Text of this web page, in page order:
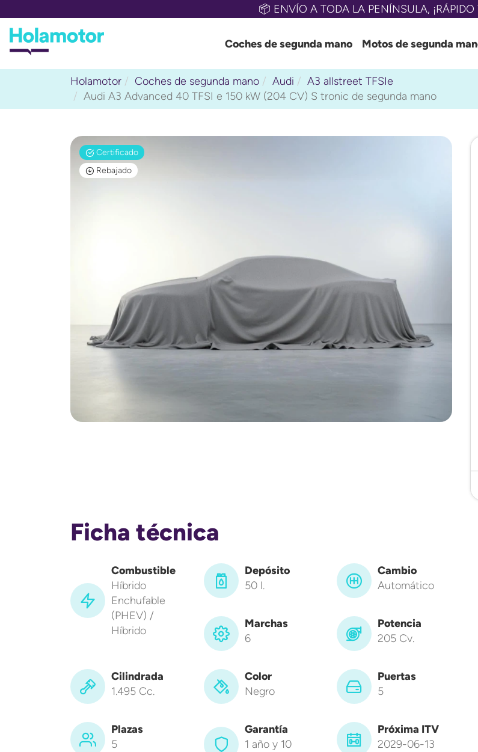
📦 ENVÍO A TODA LA PENÍNSULA,
Coches de segunda mano Motos de segunda
Holamotor Coches de segunda mano Audi
A3 allstreet TFSIe
Audi A3 Advanced 40 TFSI e 150 kW (204 CV) S tronic de segunda mano
Certificado
Rebajado
Ficha técnica
Combustible
Híbrido
Enchufable
(PHEV) /
Híbrido
Depósito
50 l.
Cambio
Automático
Marchas
6
Potencia
205 Cv.
Cilindrada
1.495 Cc.
Color
Negro
Puertas
5
Plazas
5
Garantía
1 año y 10
Próxima ITV
2029-06-13